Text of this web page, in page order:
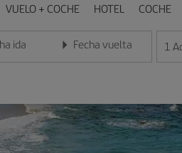
VUELO + COCHE HOTEL COCHE
ida
la fecha en formato día/mes/año
Fecha vuelta
Introduce la fecha en 1